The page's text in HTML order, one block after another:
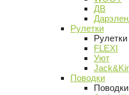
ДВ
Рулетки
Рулетки
FLEXI
Уют
Поводки
Поводки